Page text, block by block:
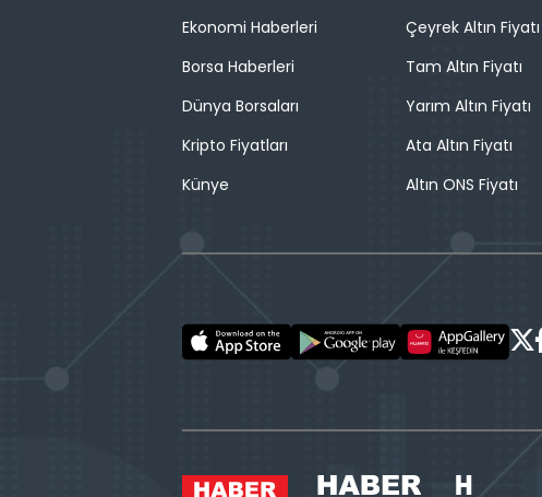
Ekonomi Haberleri
Borsa Haberleri
Dünya Borsaları
Kripto Fiyatları
Künye
Çeyrek Altın Fiyatı
Tam Altın Fiyatı
Yarım Altın Fiyatı
Ata Altın Fiyatı
Altın ONS Fiyatı